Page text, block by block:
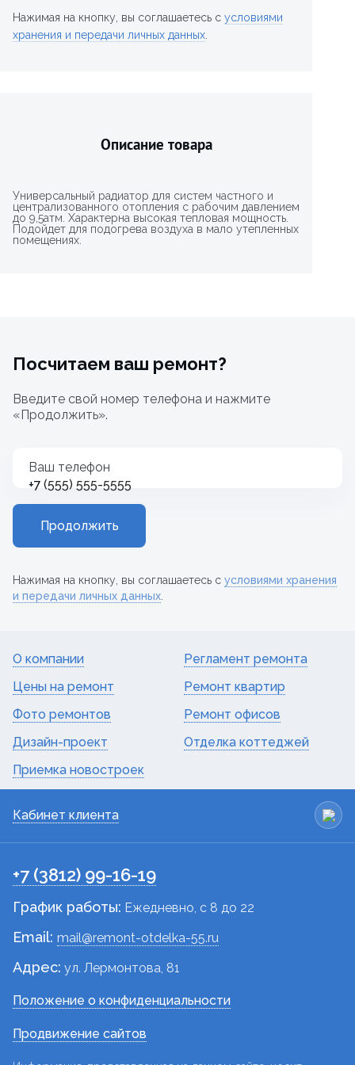
Нажимая на кнопку, вы соглашаетесь с условиями
хранения и передачи личных данных
Описание товара
Универсальный радиатор для систем частного и
централизованного отопления с рабочим давлением
до 9,5атм. Характерна высокая тепловая мощность.
Подойдет для подогрева воздуха в мало утепленных
помещениях.
Посчитаем ваш ремонт?
Введите свой номер телефона и нажмите
«Продолжить».
Ваш телефон
+7
Продолжить
Нажимая на кнопку, вы соглашаетесь с условиями хранения
и передачи личных данных
О компании
Цены на ремонт
Фото ремонтов
Дизайн-проект
Приемка новостроек
Регламент ремонта
Ремонт квартир
Ремонт офисов
Отделка коттеджей
Кабинет клиента
+7 (3812) 99-16-19
График работы: Ежедневно, c 8 до 22
Email: mail@remont-otdelka-55.ru
Адрес: ул. Лермонтова, 81
Положение о конфиденциальности
Продвижение сайтов